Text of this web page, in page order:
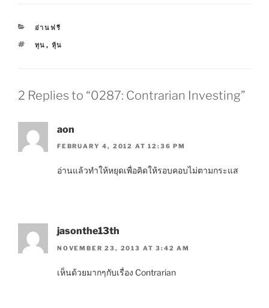
CATEGORIES
อ่านฟรี
TAGS
ทุน , หุ้น
2 Replies to “0287: Contrarian Investing”
aon
FEBRUARY 4, 2012 AT 12:36 PM
อ่านแล้วทำให้หยุดเพื่อคิดให้รอบคอบไม่ตามกระแส
jasonthe13th
NOVEMBER 23, 2013 AT 3:42 AM
เห็นด้วยมากๆกับเรื่อง Contrarian